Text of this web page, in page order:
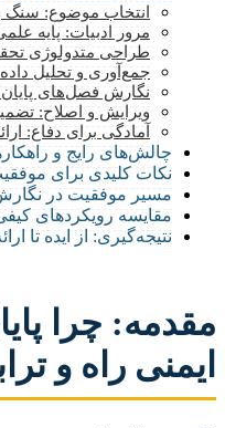
انتخاب موضوع: سنگ
مرور ادبیات: پایه
طراحی متدولوژی
جمع‌آوری و تحلیل
نگارش فصل‌های
ویرایش و اصلاح:
آمادگی برای دفاع:
چالش‌های رایج و
نکات کلیدی برای
مسیر موفقیت در نگارش
مقایسه رویکردهای
نتیجه‌گیری: از ایده تا
مقدمه: چرا
ایمنی راه و